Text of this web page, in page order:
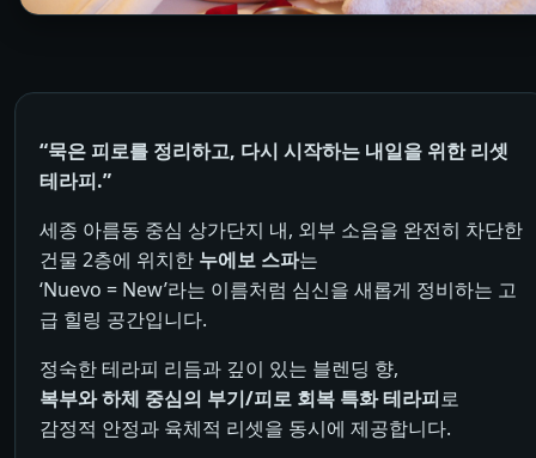
“묵은 피로를 정리하고, 다시 시작하는 내일을 위한 리셋
테라피.”
세종 아름동 중심 상가단지 내, 외부 소음을 완전히 차단한
건물 2층에 위치한 누에보 스파는
‘Nuevo = New’라는 이름처럼 심신을 새롭게 정비하는 고
급 힐링 공간입니다.
정숙한 테라피 리듬과 깊이 있는 블렌딩 향,
복부와 하체 중심의 부기/피로 회복 특화 테라피로
감정적 안정과 육체적 리셋을 동시에 제공합니다.